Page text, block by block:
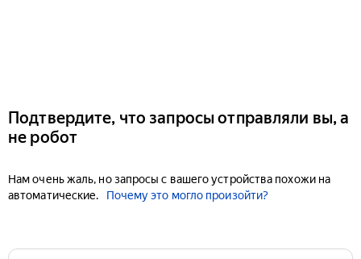
Подтвердите, что запросы отправляли вы, а
не робот
Нам очень жаль, но запросы с вашего устройства похожи на
автоматические.
Почему это могло произойти?